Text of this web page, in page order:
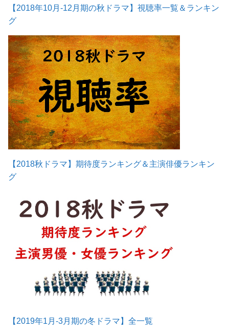
【2018年10月-12月期の秋ドラマ】視聴率一覧＆ランキン
グ
【2018秋ドラマ】期待度ランキング＆主演俳優ランキン
グ
【2019年1月-3月期の冬ドラマ】全一覧